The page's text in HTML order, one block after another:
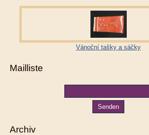
Vánoční tašky a sáčky
Mailliste
Archiv